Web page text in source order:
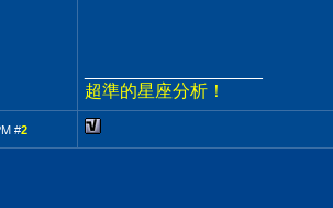
超準的星座分析！
#2